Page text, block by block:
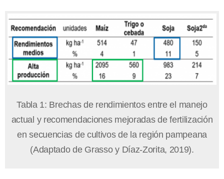
Tabla 1: Brechas de rendimientos entre el manejo
actual y recomendaciones mejoradas de fertilización
en secuencias de cultivos de la región pampeana
(Adaptado de Grasso y Díaz-Zorita, 2019).